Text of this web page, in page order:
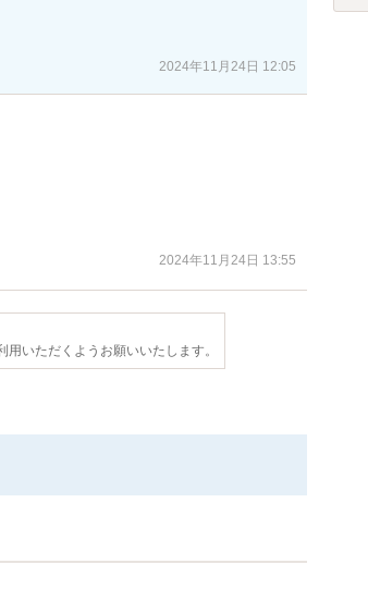
2024年11月24日 12:05
2024年11月24日 13:55
いただくようお願いいたします。